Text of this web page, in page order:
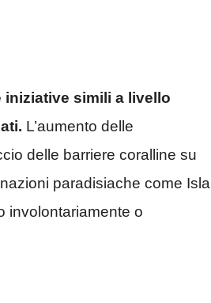
iniziative simili a livello
L’aumento delle
delle barriere coralline su
paradisiache come Isla
involontariamente o